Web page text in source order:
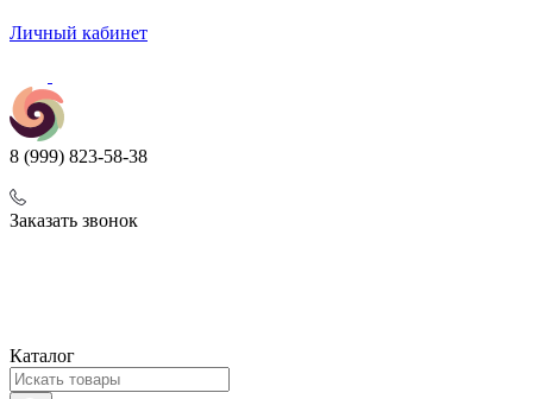
Личный кабинет
8 (999) 823-58-38
Заказать звонок
Каталог